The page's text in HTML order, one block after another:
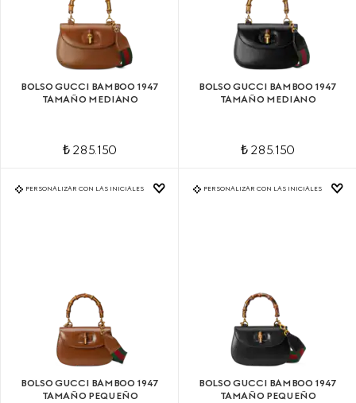
BOLSO GUCCI BAMBOO 1947
TAMAÑO MEDIANO
₺ 285.150
BOLSO GUCCI BAMBOO 1947
TAMAÑO MEDIANO
₺ 285.150
PERSONALIZAR CON LAS INICIALES
BOLSO GUCCI BAMBOO 1947
TAMAÑO PEQUEÑO
PERSONALIZAR CON LAS INICIALES
BOLSO GUCCI BAMBOO 1947
TAMAÑO PEQUEÑO